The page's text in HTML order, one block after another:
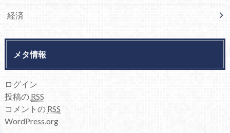
経済
メタ情報
ログイン
投稿の RSS
コメントの RSS
WordPress.org